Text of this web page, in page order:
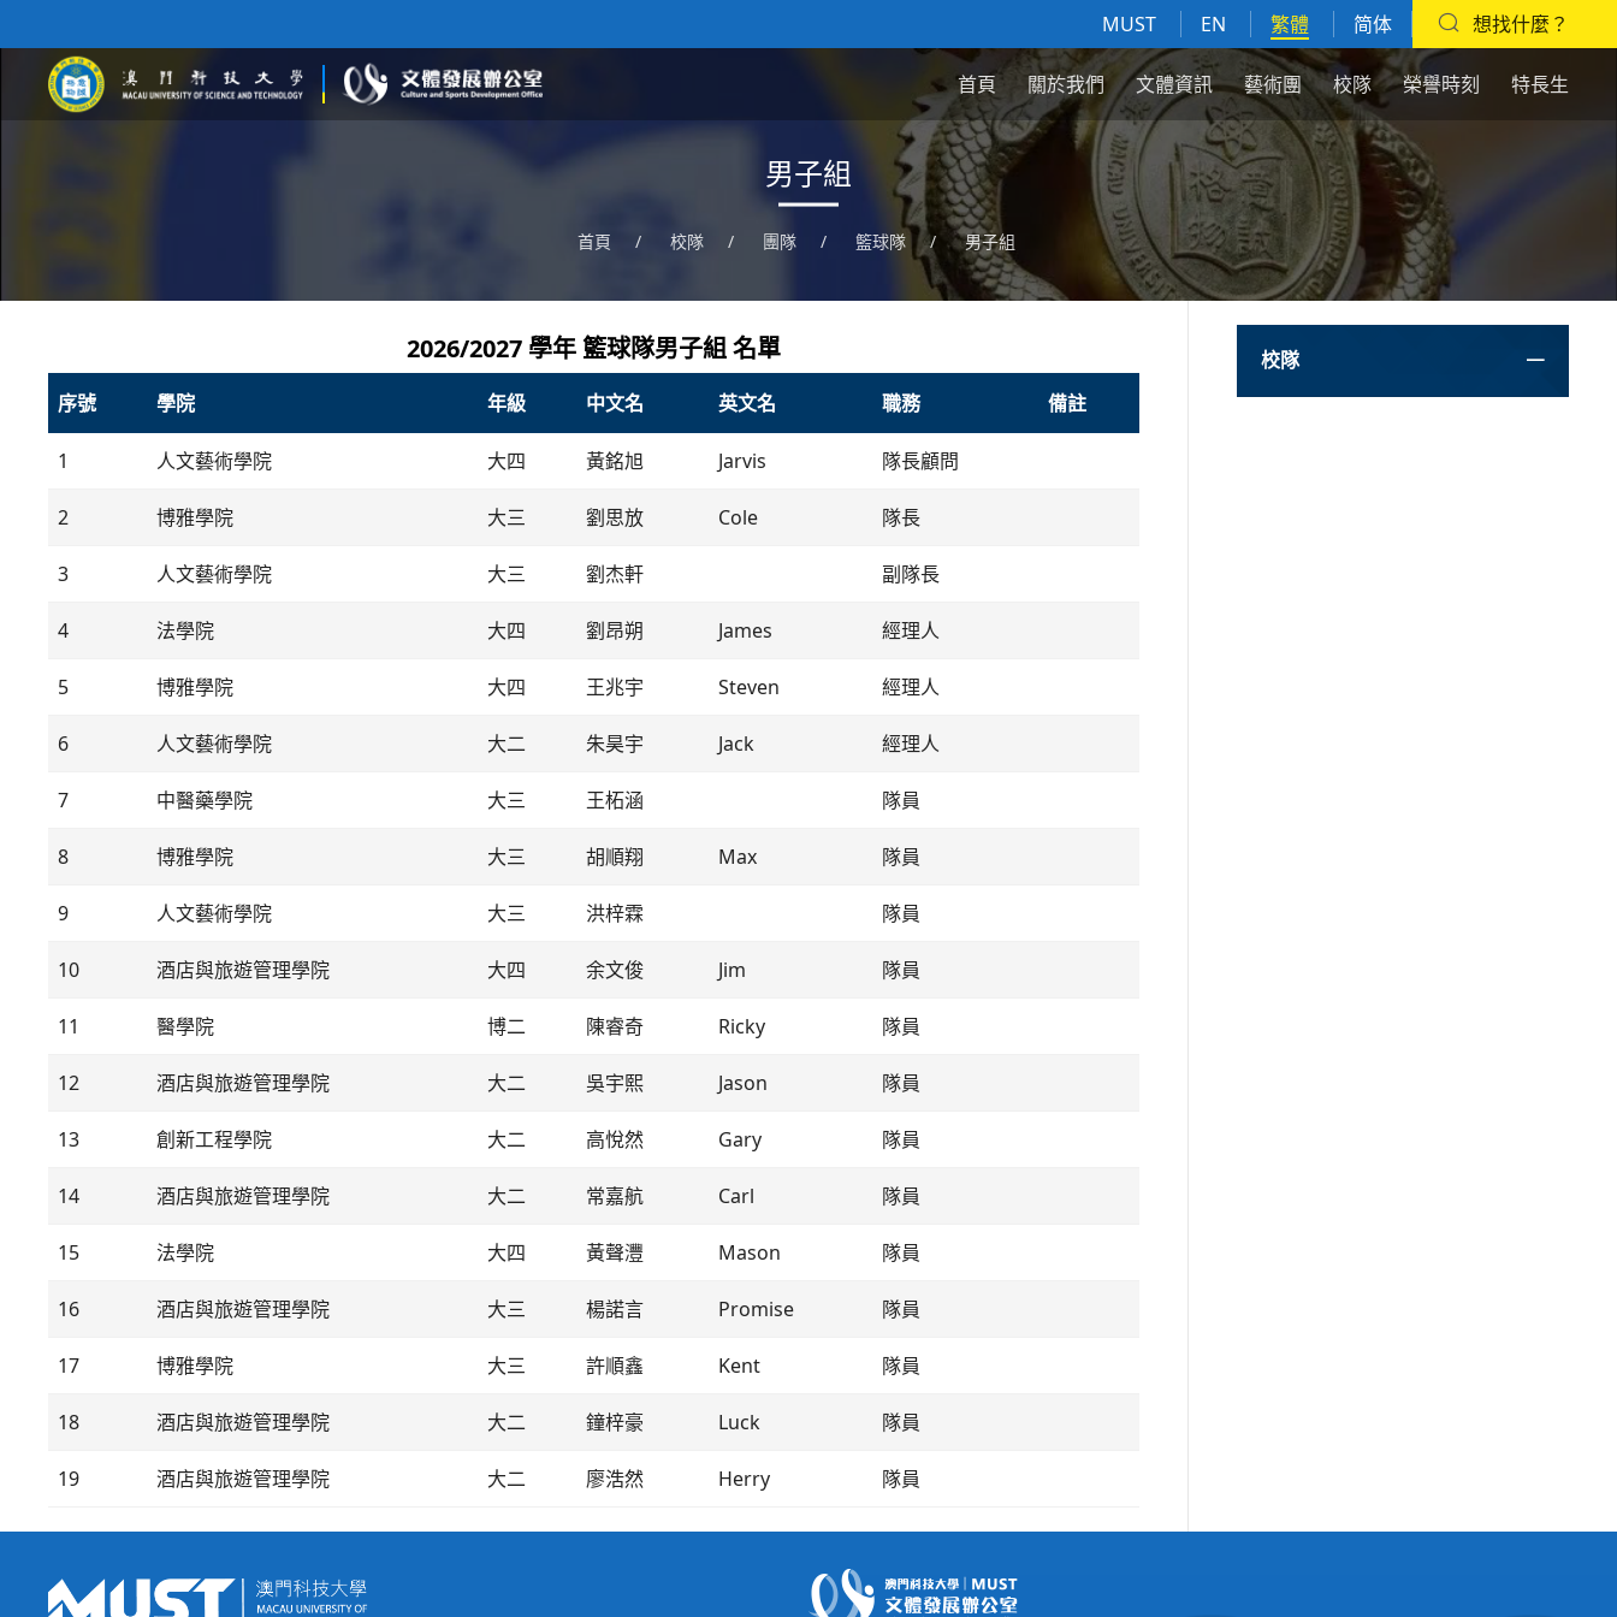
MUST EN 繁體 简体 想找什麼？
首頁 關於我們 文體資訊 藝術團 校隊 榮譽時刻 特長生
男子組
首頁 / 校隊 / 團隊 / 籃球隊 / 男子組
2026/2027 學年 籃球隊男子組 名單
序號 學院 年級 中文名 英文名 職務 備註
1 人文藝術學院 大四 黃銘旭 Jarvis 隊長顧問
2 博雅學院 大三 劉思放 Cole 隊長
3 人文藝術學院 大三 劉杰軒 副隊長
4 法學院 大四 劉昂朔 James 經理人
5 博雅學院 大四 王兆宇 Steven 經理人
6 人文藝術學院 大二 朱昊宇 Jack 經理人
7 中醫藥學院 大三 王柘涵 隊員
8 博雅學院 大三 胡順翔 Max 隊員
9 人文藝術學院 大三 洪梓霖 隊員
10 酒店與旅遊管理學院 大四 余文俊 Jim 隊員
11 醫學院 博二 陳睿奇 Ricky 隊員
12 酒店與旅遊管理學院 大二 吳宇熙 Jason 隊員
13 創新工程學院 大二 高悅然 Gary 隊員
14 酒店與旅遊管理學院 大二 常嘉航 Carl 隊員
15 法學院 大四 黃聲灃 Mason 隊員
16 酒店與旅遊管理學院 大三 楊諾言 Promise 隊員
17 博雅學院 大三 許順鑫 Kent 隊員
18 酒店與旅遊管理學院 大二 鐘梓豪 Luck 隊員
19 酒店與旅遊管理學院 大二 廖浩然 Herry 隊員
校隊